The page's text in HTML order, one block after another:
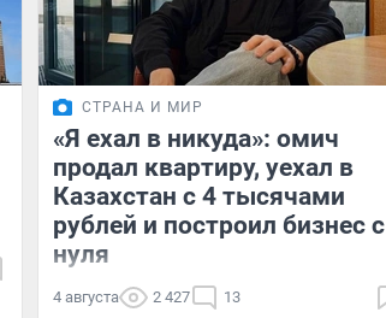
СТРАНА И МИР
«Я ехал в никуда»: омич
продал квартиру, уехал в
Казахстан с 4 тысячами
рублей и построил бизнес с
нуля
4 августа 2 427 13